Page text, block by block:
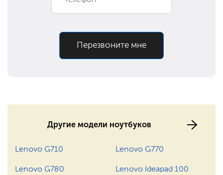
900 ₽
Замена оперативной
390 ₽
Замена Wi-Fi 850 ₽ Заказать
Перезвоните мне
Другие модели ноутбуков
Lenovo G710 Lenovo G770
Lenovo G780 Lenovo Ideapad 100